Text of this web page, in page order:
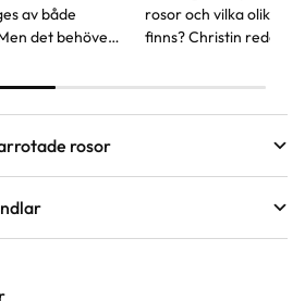
av både
det behöver
frågor om
rosor och vilka olika
finns? Christin reder
önskemål.
rosor